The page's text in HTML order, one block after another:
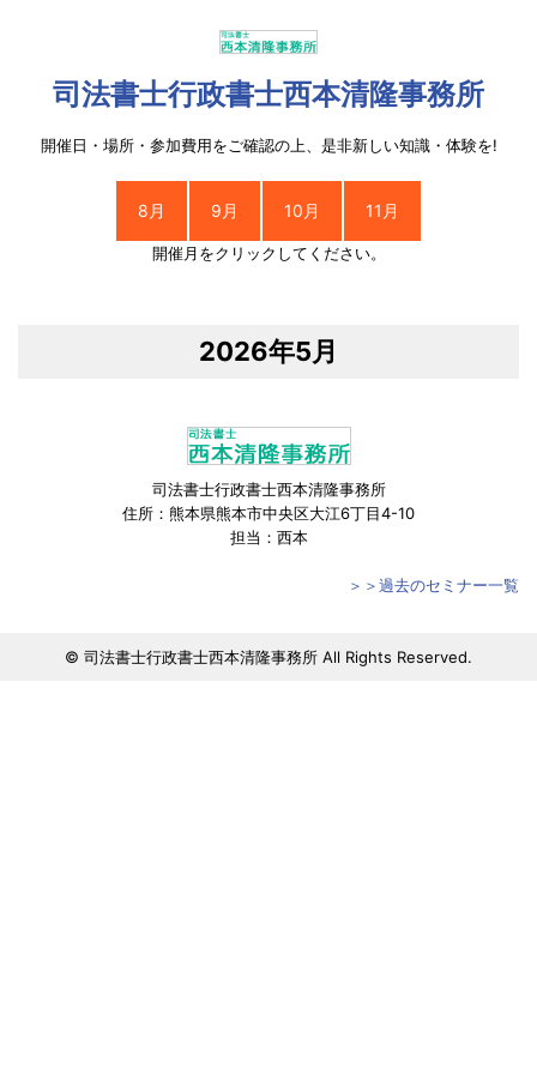
司法書士行政書士西本清隆事務所
開催日・場所・参加費用をご確認の上、是非新しい知識・体験を!
8月 9月 10月 11月
開催月をクリックしてください。
2026年5月
司法書士行政書士西本清隆事務所
住所：熊本県熊本市中央区大江6丁目4-10
担当：西本
＞＞過去のセミナー一覧
© 司法書士行政書士西本清隆事務所 All Rights Reserved.